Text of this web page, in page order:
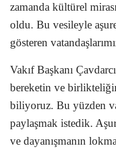
zamanda kültürel
oldu. Bu vesileyle
gösteren
Vakıf Başkanı
bereketin ve
biliyoruz. Bu yüzden
paylaşmak istedik.
ve dayanışmanın